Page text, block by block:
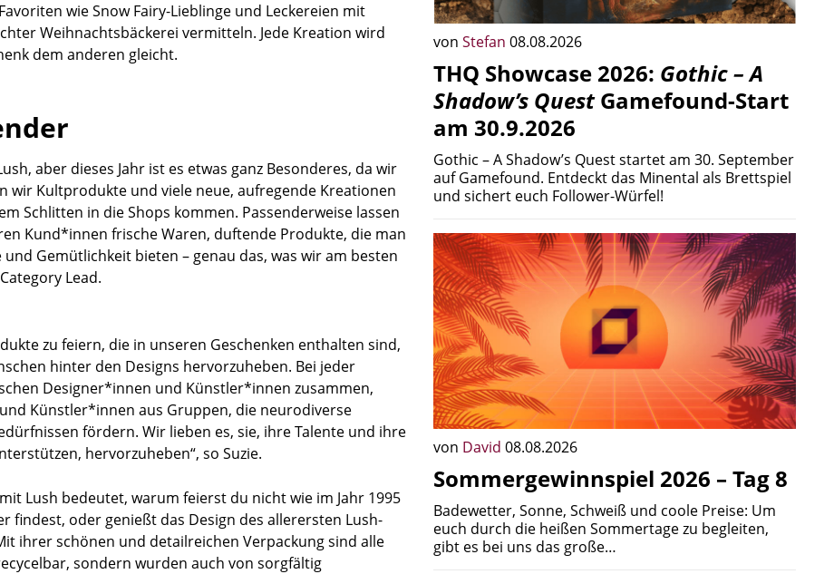
wie Snow Fairy-Lieblinge und Leckereien mit
Weihnachtsbäckerei vermitteln. Jede Kreation wird
dem anderen gleicht.
aber dieses Jahr ist es etwas ganz Besonderes, da wir
wir Kultprodukte und viele neue, aufregende Kreationen
Schlitten in die Shops kommen. Passenderweise lassen
Kund*innen frische Waren, duftende Produkte, die man
Gemütlichkeit bieten – genau das, was wir am besten
Lead.
zu feiern, die in unseren Geschenken enthalten sind,
hinter den Designs hervorzuheben. Bei jeder
Designer*innen und Künstler*innen zusammen,
Künstler*innen aus Gruppen, die neurodiverse
fördern. Wir lieben es, sie, ihre Talente und ihre
hervorzuheben“, so Suzie.
Lush bedeutet, warum feierst du nicht wie im Jahr 1995
findest, oder genießt das Design des allerersten Lush-
ihrer schönen und detailreichen Verpackung sind alle
sondern wurden auch von sorgfältig
von Stefan 08.08.2026
THQ Showcase 2026: Gothic – A
Shadow’s QuestGamefound-Start
am 30.9.2026
Gothic – A Shadow’s Quest startet am 30. September
auf Gamefound. Entdeckt das Minental als Brettspiel
und sichert euch Follower-Würfel!
von David 08.08.2026
Sommergewinnspiel 2026 – Tag 8
Badewetter, Sonne, Schweiß und coole Preise: Um
euch durch die heißen Sommertage zu begleiten,
gibt es bei uns das große…